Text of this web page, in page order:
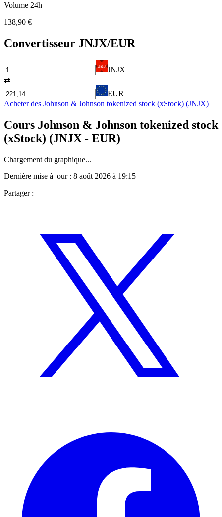
Volume 24h
138,90 €
Convertisseur JNJX/EUR
JNJX
⇄
EUR
Acheter des Johnson & Johnson tokenized stock (xStock) (JNJX)
Cours Johnson & Johnson tokenized stock
(xStock) (JNJX - EUR)
Chargement du graphique...
Dernière mise à jour : 8 août 2026 à 19:15
Partager :